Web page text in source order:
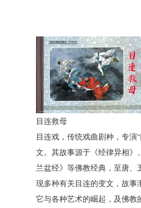
目连救母
目连戏，传统戏曲剧种，专演“
文。其故事源于《经律异相》
兰盆经》等佛教经典 ，至唐
现多种有关目连的变文，故事
它与各种艺术的崛起，及佛教